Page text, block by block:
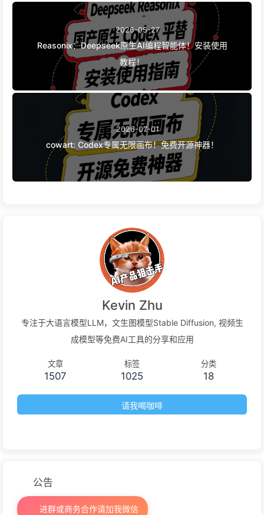
2026-05-27
Reasonix：Deepseek原生AI编程智能体！安装使用
教程！
2026-07-01
cowart: Codex专属无限画布！免费开源神器！
Kevin Zhu
专注于大语言模型LLM，文生图模型Stable Diffusion, 视频生
成模型等免费AI工具的分享和应用
文章
1507
标签
1025
分类
18
请我喝咖啡
公告
进群或商务合作请加我微信